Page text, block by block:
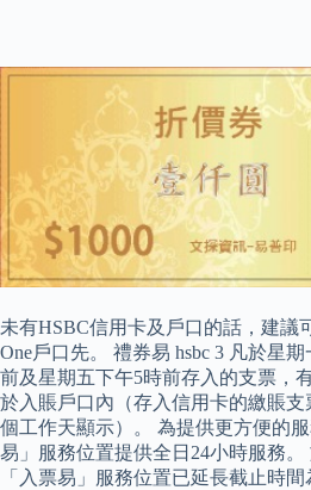
未有HSBC信用卡及戶口的話，建議
One戶口先。 禮券易 hsbc 3 凡於星
前及星期五下午5時前存入的支票，
於入賬戶口內（存入信用卡的繳賬支
個工作天顯示）。 為提供更方便的
易」服務位置提供全日24小時服務。
「入票易」服務位置已延長截止時